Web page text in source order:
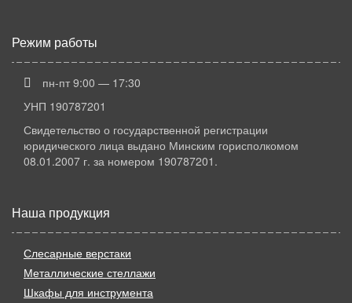
Режим работы
пн-пт 9:00 — 17:30
УНП 190787201
Свидетельство о государственной регистрации
юридического лица выдано Минским горисполкомом
08.01.2007 г. за номером 190787201.
Наша продукция
Слесарные верстаки
Металлические стеллажи
Шкафы для инструмента